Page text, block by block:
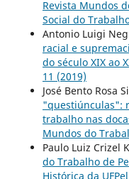
Revista Mundos
Social do
Antonio Luigi
racial e
do século XIX ao
11 (2019)
José Bento Rosa
"questiúnculas":
trabalho nas
Mundos do
Paulo Luiz Crizel
do Trabalho de
Histórica da